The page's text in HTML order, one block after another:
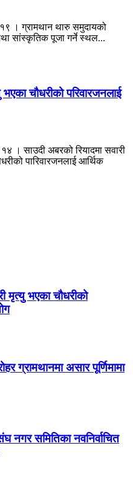
। ग्रामथान थारु समुदायको
सांस्कृतिक पूजा गर्ने स्थल...
भएका चौधरीको परिवारजनलाई
। साउदी अबरको रियादमा सवारी
पारिवारजनलाई आर्थिक
मृत्यु भएका चौधरीको
ग्रामथानमा असार पूर्णिमामा
नगर समितिका नवनिर्वाचित